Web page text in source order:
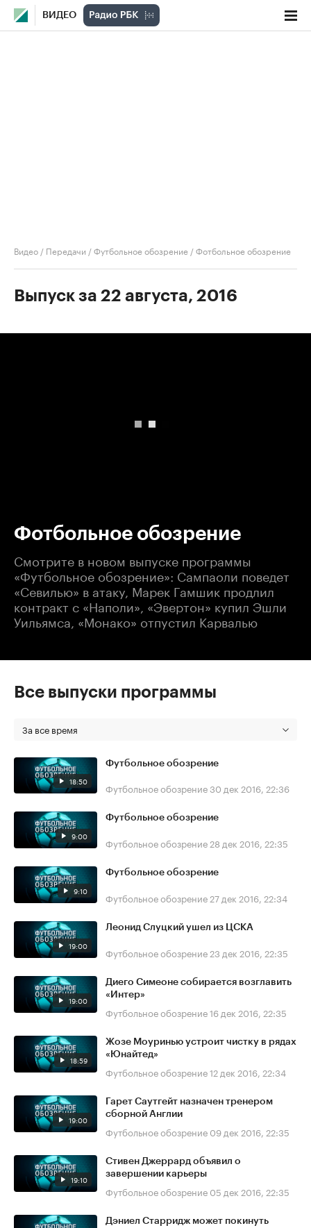
ВИДЕО
Видео / Передачи /Футбольное обозрение /Фотбольное обозрение
Выпуск за 22 августа, 2016
Фотбольное обозрение
Смотрите в новом выпуске программы
«Футбольное обозрение»: Сампаоли поведет
«Севилью» в атаку, Марек Гамшик продлил
контракт с «Наполи», «Эвертон» купил Эшли
Уильямса, «Монако» отпустил Карвалью
Все выпуски программы
За все время
18:50
Футбольное обозрение
Футбольное обозрение30 дек 2016, 22:36
9:00
Футбольное обозрение
Футбольное обозрение 28 дек 2016, 22:35
9:10
Футбольное обозрение
Футбольное обозрение 27 дек 2016, 22:34
19:00
Леонид Слуцкий ушел из ЦСКА
Футбольное обозрение 23 дек 2016, 22:35
19:00
Диего Симеоне собирается возглавить
«Интер»
Футбольное обозрение16 дек 2016, 22:35
18:59
Жозе Моуринью устроит чистку в рядах
«Юнайтед»
Футбольное обозрение12 дек 2016, 22:34
19:00
Гарет Саутгейт назначен тренером
сборной Англии
Футбольное обозрение 09 дек 2016, 22:35
19:10
Стивен Джеррард объявил о
завершении карьеры
Футбольное обозрение 05 дек 2016, 22:35
Дэниел Старридж может покинуть